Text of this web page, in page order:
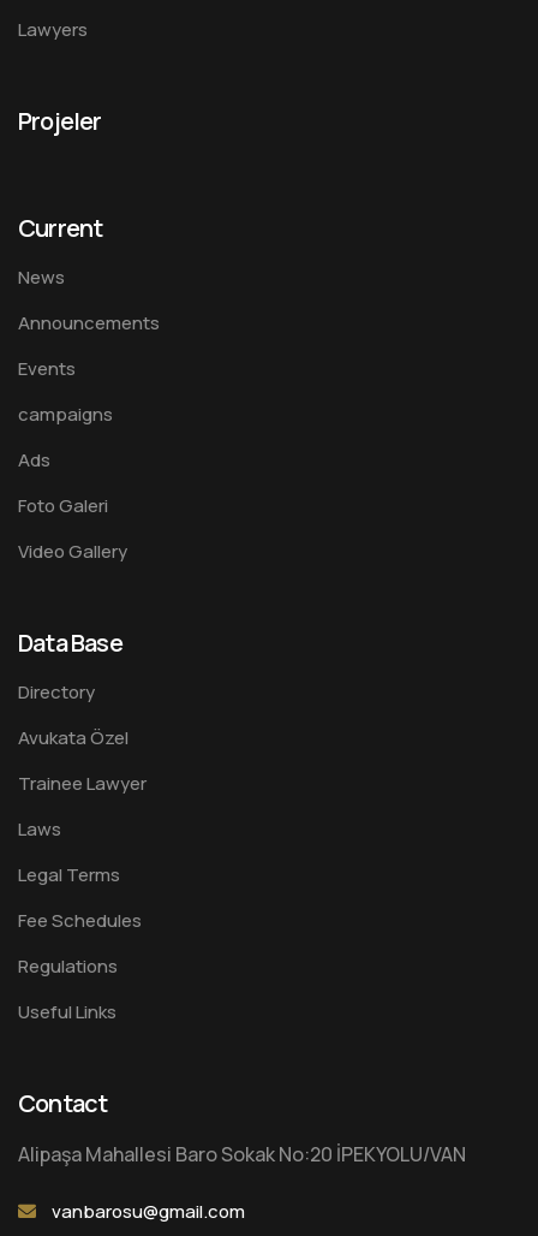
Lawyers
Projeler
Current
News
Announcements
Events
campaigns
Ads
Foto Galeri
Video Gallery
Data Base
Directory
Avukata Özel
Trainee Lawyer
Laws
Legal Terms
Fee Schedules
Regulations
Useful Links
Contact
Alipaşa Mahallesi Baro Sokak No:20 İPEKYOLU/VAN
vanbarosu@gmail.com